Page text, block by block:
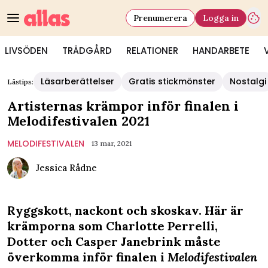
LIVSÖDEN TRÄDGÅRD RELATIONER HANDARBETE
Prenumerera Logga in
Lästips: Läsarberättelser Gratis stickmönster Nostalgi
Artisternas krämpor inför finalen i
Melodifestivalen 2021
MELODIFESTIVALEN 13 mar, 2021
Jessica Rådne
Ryggskott, nackont och skoskav. Här är
krämporna som Charlotte Perrelli,
Dotter och Casper Janebrink måste
överkomma inför finalen i Melodifestivalen